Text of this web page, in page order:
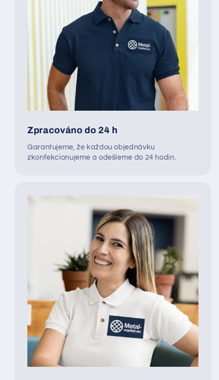
Zpracováno do 24 h
Garantujeme, že každou objednávku
zkonfekcionujeme a odešleme do 24 hodin.